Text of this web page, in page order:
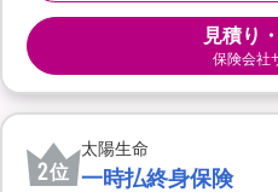
見積り
保険会社
2位
太陽生命
一時払終身保険